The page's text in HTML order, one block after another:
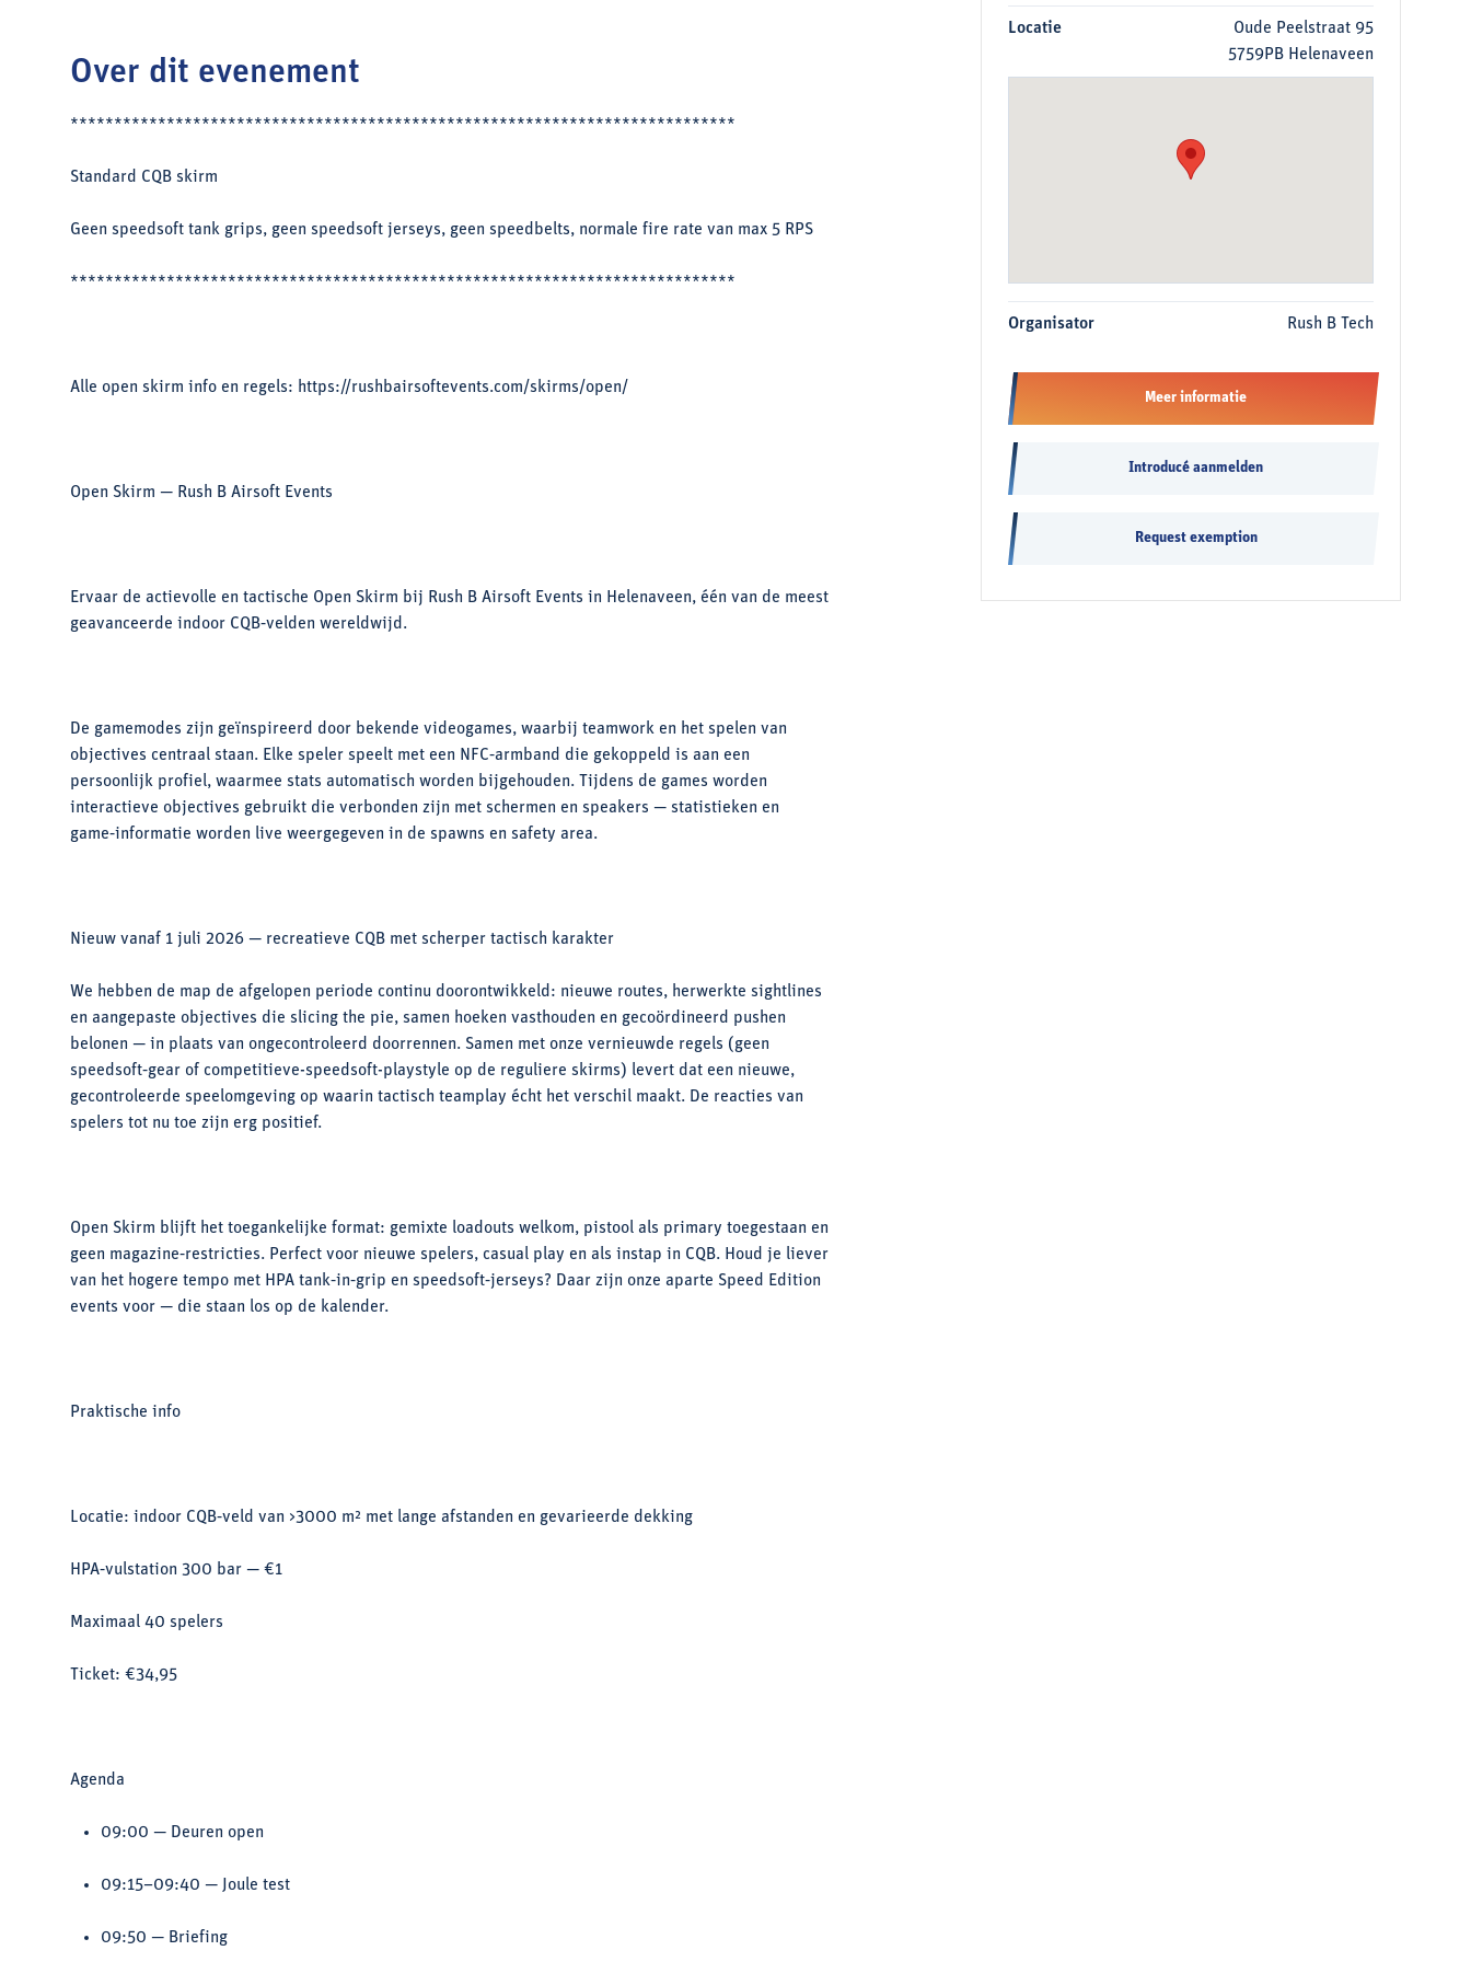
Locatie
Oude Peelstraat 95
5759PB Helenaveen
Organisator Rush B Tech
Meer informatie
Introducé aanmelden
Request exemption
Over dit evenement
****************************************************************************
Standard CQB skirm
Geen speedsoft tank grips, geen speedsoft jerseys, geen speedbelts, normale fire rate van max 5 RPS
****************************************************************************
Alle open skirm info en regels: https://rushbairsoftevents.com/skirms/open/
Open Skirm — Rush B Airsoft Events
Ervaar de actievolle en tactische Open Skirm bij Rush B Airsoft Events in Helenaveen, één van de meest
geavanceerde indoor CQB‑velden wereldwijd.
De gamemodes zijn geïnspireerd door bekende videogames, waarbij teamwork en het spelen van
objectives centraal staan. Elke speler speelt met een NFC‑armband die gekoppeld is aan een
persoonlijk profiel, waarmee stats automatisch worden bijgehouden. Tijdens de games worden
interactieve objectives gebruikt die verbonden zijn met schermen en speakers — statistieken en
game‑informatie worden live weergegeven in de spawns en safety area.
Nieuw vanaf 1 juli 2026 — recreatieve CQB met scherper tactisch karakter
We hebben de map de afgelopen periode continu doorontwikkeld: nieuwe routes, herwerkte sightlines
en aangepaste objectives die slicing the pie, samen hoeken vasthouden en gecoördineerd pushen
belonen — in plaats van ongecontroleerd doorrennen. Samen met onze vernieuwde regels (geen
speedsoft‑gear of competitieve-speedsoft-playstyle op de reguliere skirms) levert dat een nieuwe,
gecontroleerde speelomgeving op waarin tactisch teamplay écht het verschil maakt. De reacties van
spelers tot nu toe zijn erg positief.
Open Skirm blijft het toegankelijke format: gemixte loadouts welkom, pistool als primary toegestaan en
geen magazine‑restricties. Perfect voor nieuwe spelers, casual play en als instap in CQB. Houd je liever
van het hogere tempo met HPA tank‑in‑grip en speedsoft‑jerseys? Daar zijn onze aparte Speed Edition
events voor — die staan los op de kalender.
Praktische info
Locatie: indoor CQB‑veld van >3000 m² met lange afstanden en gevarieerde dekking
HPA‑vulstation 300 bar — €1
Maximaal 40 spelers
Ticket: €34,95
Agenda
09:00 — Deuren open
09:15–09:40 — Joule test
09:50 — Briefing